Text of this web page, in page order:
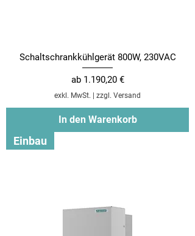
Schaltschrankkühlgerät 800W, 230VAC
ab 1.190,20 €
Sale-Preis
exkl. MwSt. zzgl. Versand
In den Warenkorb
Einbau